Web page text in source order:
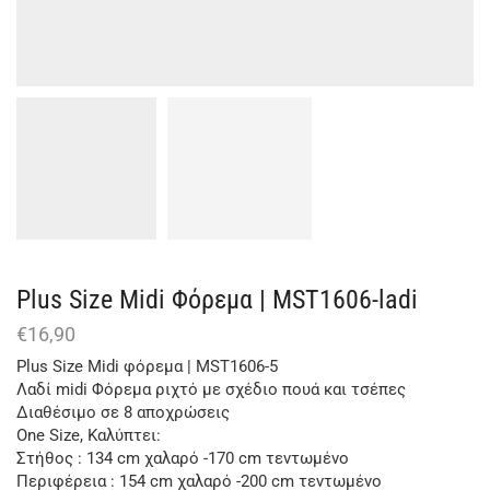
Plus Size Μidi Φόρεμα | MST1606-ladi
€16,90
Plus Size Μidi φόρεμα | MST1606-5
Λαδί midi Φόρεμα ριχτό με σχέδιο πουά και τσέπες
Διαθέσιμο σε 8 αποχρώσεις
One Size, Καλύπτει:
Στήθος : 134 cm χαλαρό -170 cm τεντωμένο
Περιφέρεια : 154 cm χαλαρό -200 cm τεντωμένο